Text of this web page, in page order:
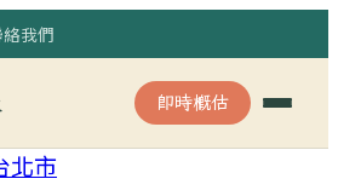
我們
即時概估
北市